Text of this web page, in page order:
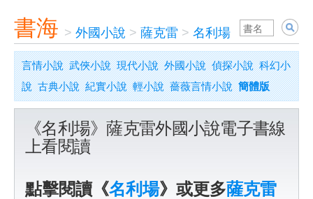
書海 > 外國小說 > 薩克雷 > 名利場
言情小說 武俠小說 現代小說 外國小說 偵探小說 科幻小
說 古典小說 紀實小說 輕小說 薔薇言情小說 簡體版
《名利場》薩克雷外國小說電子書線
上看閱讀
點擊閱讀《名利場》或更多薩克雷